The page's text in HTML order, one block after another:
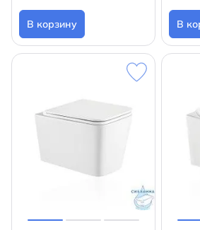
В корзину В